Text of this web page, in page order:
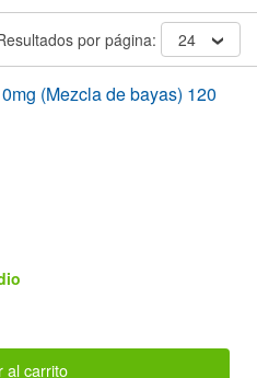
por página: 24
(Mezcla de bayas) 120
al carrito